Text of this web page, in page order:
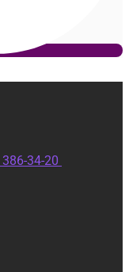
34-20